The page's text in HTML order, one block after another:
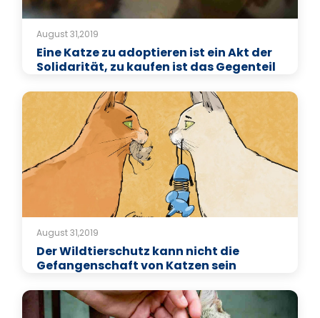
August 31,2019
Eine Katze zu adoptieren ist ein Akt der
Solidarität, zu kaufen ist das Gegenteil
August 31,2019
Der Wildtierschutz kann nicht die
Gefangenschaft von Katzen sein